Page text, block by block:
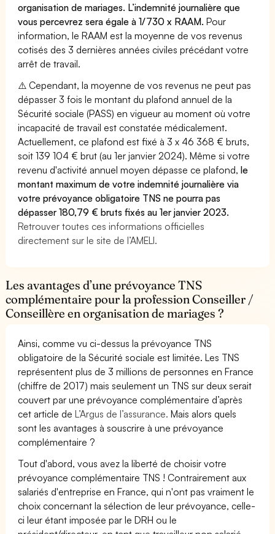
organisation de mariages. L’indemnité journalière que
vous percevrez sera égale à 1/730 x RAAM. Pour
information, le RAAM est la moyenne de vos revenus
cotisés des 3 dernières années civiles précédant votre
arrêt de travail.
⚠️ Cependant, la moyenne de vos revenus ne peut pas
dépasser 3 fois le montant du plafond annuel de la
Sécurité sociale (PASS) en vigueur au moment où votre
incapacité de travail est constatée médicalement.
Actuellement, ce plafond est fixé à 3 x 46 368 € bruts,
soit 139 104 € brut (au 1er janvier 2024). Même si votre
revenu d'activité annuel moyen dépasse ce plafond,le
montant maximum de votre indemnité journalière via
votre prévoyance obligatoire TNS ne pourra pas
dépasser 180,79 € bruts fixés au 1er janvier 2023.
Retrouver toutes ces informations officielles
directement sur le site de l’AMELI.
Les avantages d’une prévoyance TNS
complémentaire pour la profession Conseiller /
Conseillère en organisation de mariages ?
Ainsi, comme vu ci-dessus la prévoyance TNS
obligatoire de la Sécurité sociale est limitée. Les TNS
représentent plus de 3 millions de personnes en France
(chiffre de 2017) mais seulement un TNS sur deux serait
couvert par une prévoyance complémentaire d’après
cet article deL’Argus de l’assurance. Mais alors quels
sont les avantages à souscrire à une prévoyance
complémentaire ?
Tout d'abord, vous avez la liberté de choisir votre
prévoyance complémentaire TNS ! Contrairement aux
salariés d'entreprise en France, qui n'ont pas vraiment le
choix concernant la sélection de leur prévoyance, celle-
ci leur étant imposée par le DRH ou le